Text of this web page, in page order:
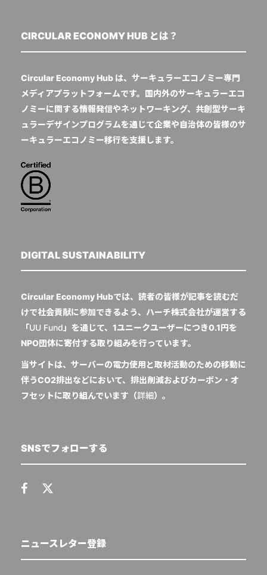
CIRCULAR ECONOMY HUB とは？
Circular Economy Hub は、サーキュラーエコノミー専門
メディアプラットフォームです。国内外のサーキュラーエコ
ノミーに関する情報発信やネットワーキング、共創型サーキ
ュラーデザインプログラムを通じて企業や自治体の皆様のサ
ーキュラーエコノミー移行を支援します。
DIGITAL SUSTAINABILITY
Circular Economy Hubでは、読者の皆様が記事を読むだ
けで社会貢献に参加できるよう、ハーチ株式会社が運営する
「UU Fund 」を通じて、1ユニークユーザーにつき0.1円を
NPO団体に寄付する取り組みを行っています。
当サイトは、サーバーの電力使用と取材活動のための移動に
伴うCO2排出などにおいて、排出削減およびカーボン・オ
フセットに取り組んでいます（詳細）。
SNSでフォローする
ニュースレター登録